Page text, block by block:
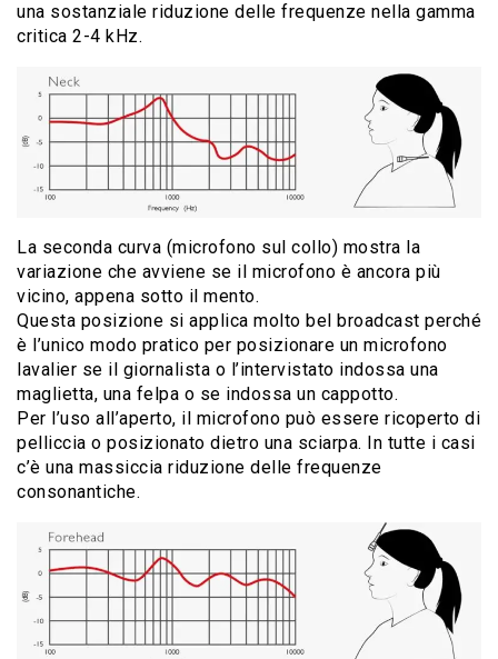
una sostanziale riduzione delle frequenze nella gamma
critica 2-4 kHz.
La seconda curva (microfono sul collo) mostra la
variazione che avviene se il microfono è ancora più
vicino, appena sotto il mento.
Questa posizione si applica molto bel broadcast perché
è l’unico modo pratico per posizionare un microfono
lavalier se il giornalista o l’intervistato indossa una
maglietta, una felpa o se indossa un cappotto.
Per l’uso all’aperto, il microfono può essere ricoperto di
pelliccia o posizionato dietro una sciarpa. In tutte i casi
c’è una massiccia riduzione delle frequenze
consonantiche.